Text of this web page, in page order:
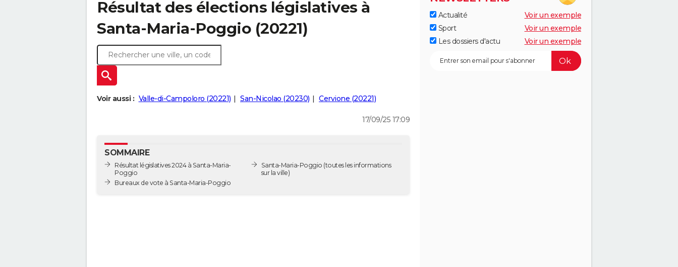
Résultat des élections législatives à
Santa-Maria-Poggio (20221)
Voir aussi : Valle-di-Campoloro (20221) San-Nicolao (20230) Cervione (20221)
17/09/25 17:09
SOMMAIRE
Résultat législatives 2024 à Santa-Maria-
Poggio
Bureaux de vote à Santa-Maria-Poggio
Santa-Maria-Poggio (toutes les informations
sur la ville)
Actualité
Voir un exemple
Sport
Voir un exemple
Les dossiers d'actu
Voir un exemple